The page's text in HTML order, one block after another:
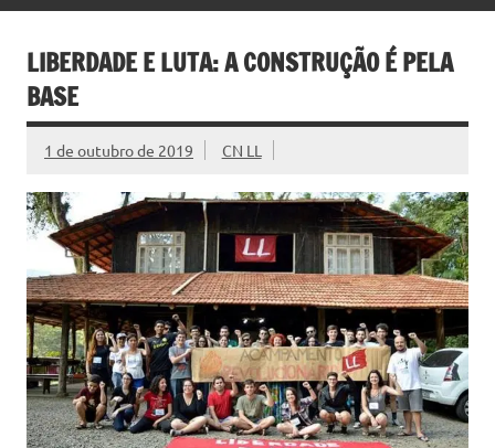
LIBERDADE E LUTA: A CONSTRUÇÃO É PELA
BASE
1 de outubro de 2019 CN LL